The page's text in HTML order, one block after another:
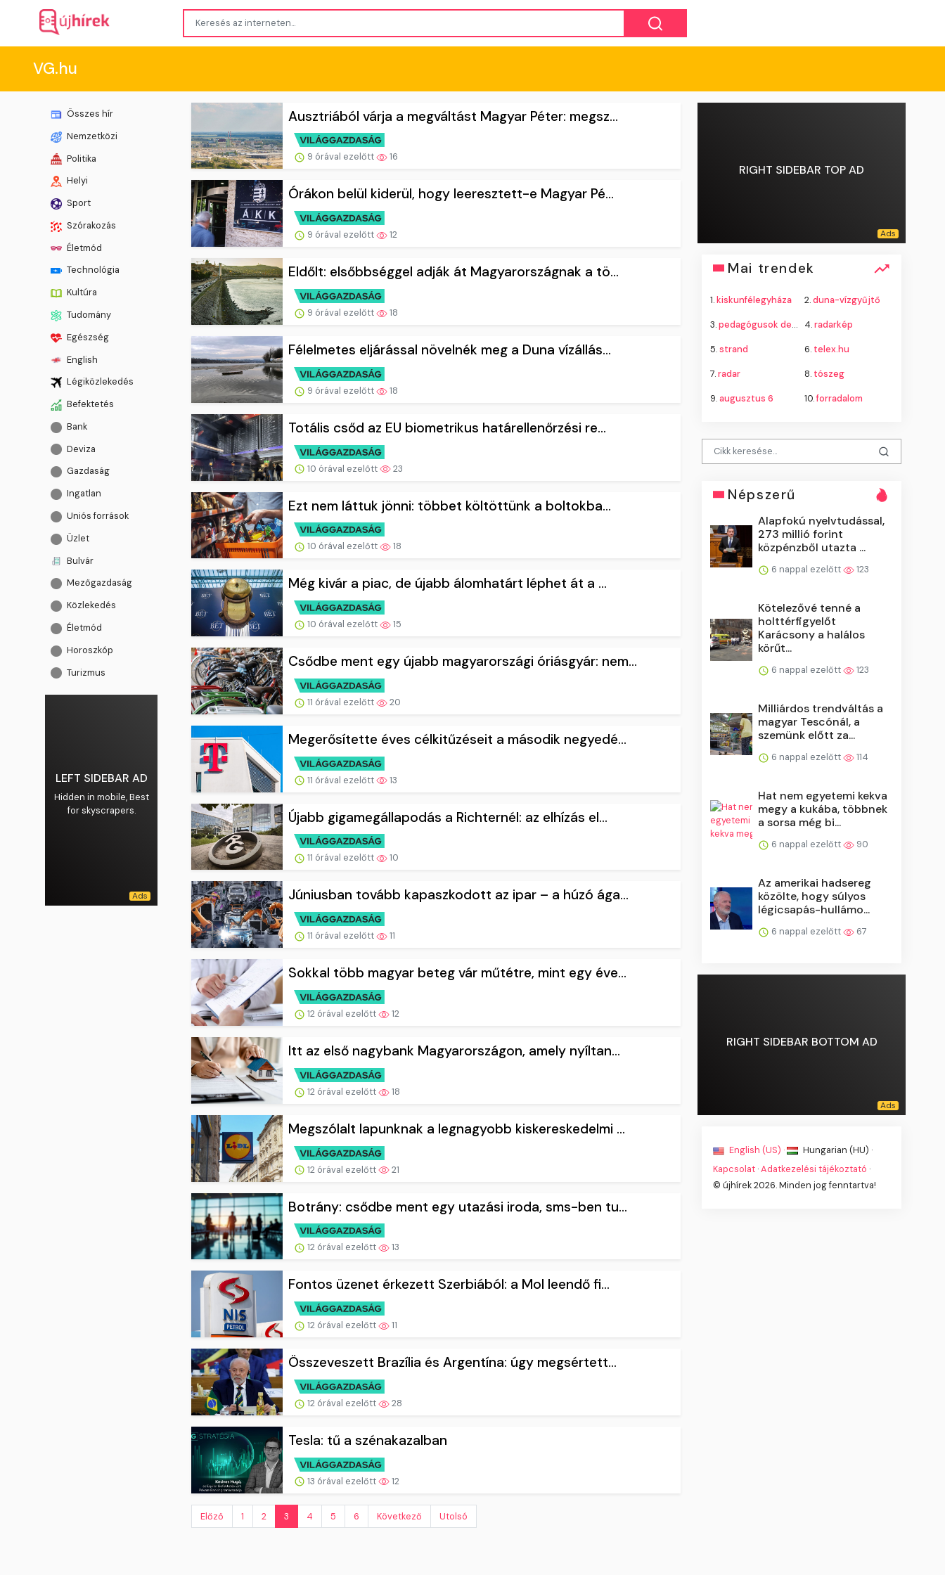
VG.hu
Összes hír
Nemzetközi
Politika
Helyi
Sport
Szórakozás
Életmód
Technológia
Kultúra
Tudomány
Egészség
English
Légiközlekedés
Befektetés
Bank
Deviza
Gazdaság
Ingatlan
Uniós források
Üzlet
Bulvár
Mezőgazdaság
Közlekedés
Életmód
Horoszkóp
Turizmus
LEFT SIDEBAR AD
Hidden in mobile, Best
for skyscrapers.
Ausztriából várja a megváltást Magyar Péter: megsz...
9 órával ezelőtt 16
Órákon belül kiderül, hogy leeresztett-e Magyar Pé...
9 órával ezelőtt 12
Eldőlt: elsőbbséggel adják át Magyarországnak a tö...
9 órával ezelőtt 18
Félelmetes eljárással növelnék meg a Duna vízállás...
9 órával ezelőtt 18
Totális csőd az EU biometrikus határellenőrzési re...
10 órával ezelőtt 23
Ezt nem láttuk jönni: többet költöttünk a boltokba...
10 órával ezelőtt 18
Még kivár a piac, de újabb álomhatárt léphet át a ...
10 órával ezelőtt 15
Csődbe ment egy újabb magyarországi óriásgyár: nem...
11 órával ezelőtt 20
Megerősítette éves célkitűzéseit a második negyedé...
11 órával ezelőtt 13
Újabb gigamegállapodás a Richternél: az elhízás el...
11 órával ezelőtt 10
Júniusban tovább kapaszkodott az ipar – a húzó ága...
11 órával ezelőtt 11
Sokkal több magyar beteg vár műtétre, mint egy éve...
12 órával ezelőtt 12
Itt az első nagybank Magyarországon, amely nyíltan...
12 órával ezelőtt 18
Megszólalt lapunknak a legnagyobb kiskereskedelmi ...
12 órával ezelőtt 21
Botrány: csődbe ment egy utazási iroda, sms-ben tu...
12 órával ezelőtt 13
Fontos üzenet érkezett Szerbiából: a Mol leendő fi...
12 órával ezelőtt 11
Összeveszett Brazília és Argentína: úgy megsértett...
12 órával ezelőtt 28
Tesla: tű a szénakazalban
13 órával ezelőtt 12
Előző 1 2 3 4 5 6 Következő Utolsó
RIGHT SIDEBAR TOP AD
Mai trendek
1.kiskunfélegyháza 2.duna-vízgyűjtő
3.pedagógusok demokratikus szakszervezete 4.radarkép
5.strand 6. telex.hu
7.radar 8. tószeg
9.augusztus 6 10.forradalom
Népszerű
Alapfokú nyelvtudással,
273 millió forint
közpénzből utazta ...
6 nappal ezelőtt 123
Kötelezővé tenné a
holttérfigyelőt
Karácsony a halálos
körűt...
6 nappal ezelőtt 123
Milliárdos trendváltás a
magyar Tescónál, a
szemünk előtt za...
6 nappal ezelőtt 114
Hat nem egyetemi kekva
megy a kukába, többnek
a sorsa még bi...
6 nappal ezelőtt 90
Az amerikai hadsereg
közölte, hogy súlyos
légicsapás-hullámo...
6 nappal ezelőtt 67
RIGHT SIDEBAR BOTTOM AD
English (US) ·
Hungarian (HU) ·
Kapcsolat ·Adatkezelési tájékoztató ·
© újhírek 2026. Minden jog fenntartva!